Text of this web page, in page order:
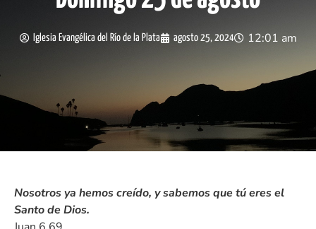
Iglesia Evangélica del Río de la Plata agosto 25, 2024 12:01 am
Nosotros ya hemos creído, y sabemos que tú eres el
Santo de Dios.